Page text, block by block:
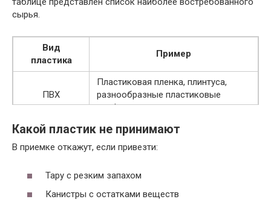
сырья.
Вид
пластика
Пример
ПВХ
Пластиковая пленка, плинтуса,
разнообразные пластиковые
профили.
ПВД
высокого
изоляционные материалы, стрейч.
канистры, емкости для септиков,
Какой пластик не принимают
В приемке откажут, если привезти:
Тару с резким запахом
Канистры с остатками веществ